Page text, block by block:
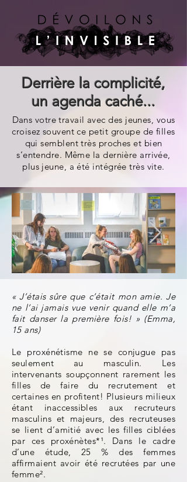
Derrière la complicité,
un agenda caché...
Dans votre travail avec des jeunes, vous
croisez souvent ce petit groupe de filles
qui semblent très proches et bien
s’entendre. Même la dernière arrivée,
plus jeune, a été intégrée très vite.
Recrutement par des filles
1.JPG
« J’étais sûre que c’était mon amie. Je
ne l’ai jamais vue venir quand elle m’a
fait danser la première fois! » (Emma,
15 ans)
Le proxénétisme ne se conjugue pas
seulement au masculin. Les
intervenants soupçonnent rarement les
filles de faire du recrutement et
certaines en profitent! Plusieurs milieux
étant inaccessibles aux recruteurs
masculins et majeurs, des recruteuses
se lient d’amitié avec les filles ciblées
par ces proxénètes*¹. Dans le cadre
d’une étude, 25 % des femmes
affirmaient avoir été recrutées par une
femme².